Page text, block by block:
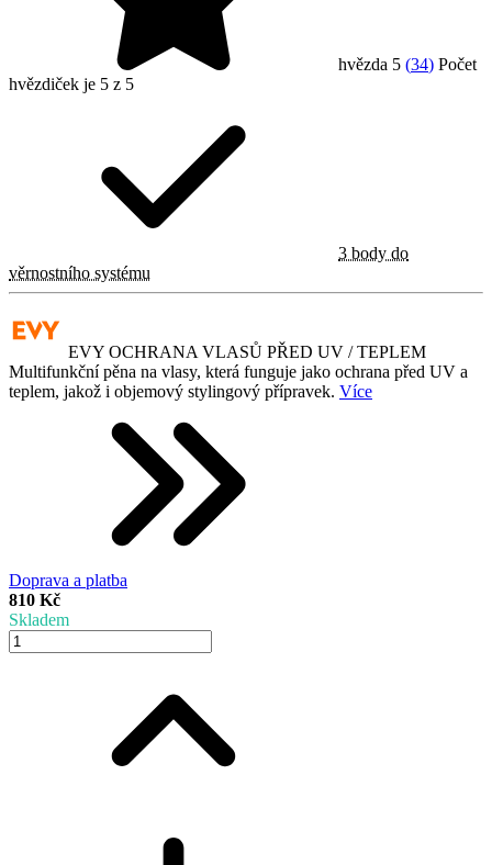
hvězda 5 (34) Počet
hvězdiček je 5 z 5
3 body do
věrnostního systému
EVY OCHRANA VLASŮ PŘED UV / TEPLEM
Multifunkční pěna na vlasy, která funguje jako ochrana před UV a
teplem, jakož i objemový stylingový přípravek. Více
Doprava a platba
810 Kč
Skladem